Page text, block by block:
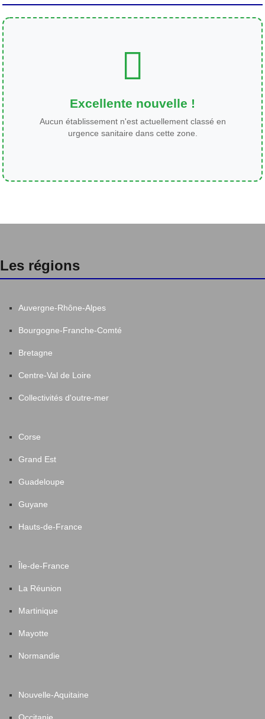
Excellente nouvelle !
Aucun établissement n'est actuellement classé en
urgence sanitaire dans cette zone.
Les régions
Auvergne-Rhône-Alpes
Bourgogne-Franche-Comté
Bretagne
Centre-Val de Loire
Collectivités d'outre-mer
Corse
Grand Est
Guadeloupe
Guyane
Hauts-de-France
Île-de-France
La Réunion
Martinique
Mayotte
Normandie
Nouvelle-Aquitaine